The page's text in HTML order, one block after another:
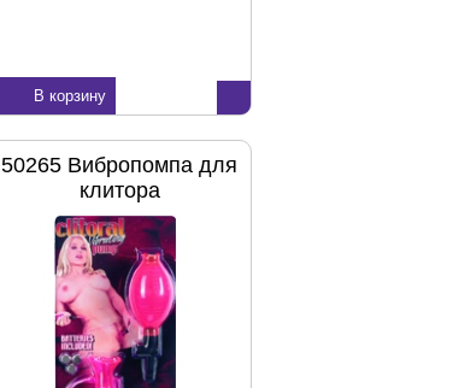
В корзину
50265 Вибропомпа для
клитора